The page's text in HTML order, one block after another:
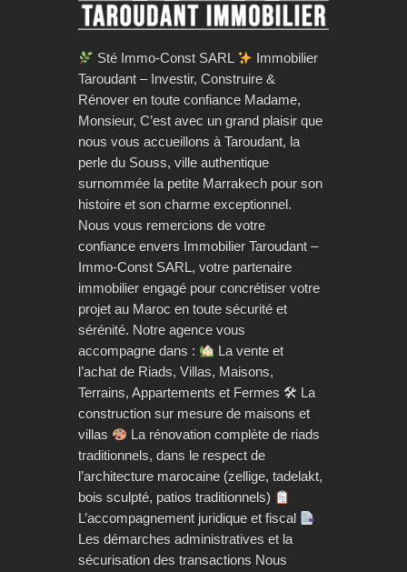
Sté Immo-Const SARL
Immobilier
Taroudant – Investir, Construire &
Rénover en toute confiance Madame,
Monsieur, C’est avec un grand plaisir que
nous vous accueillons à Taroudant, la
perle du Souss, ville authentique
surnommée la petite Marrakech pour son
histoire et son charme exceptionnel.
Nous vous remercions de votre
confiance envers Immobilier Taroudant –
Immo-Const SARL, votre partenaire
immobilier engagé pour concrétiser votre
projet au Maroc en toute sécurité et
sérénité. Notre agence vous
accompagne dans :
La vente et
l’achat de Riads, Villas, Maisons,
Terrains, Appartements et Fermes 🛠 La
construction sur mesure de maisons et
villas
La rénovation complète de riads
traditionnels, dans le respect de
l’architecture marocaine (zellige, tadelakt,
bois sculpté, patios traditionnels)
L’accompagnement juridique et fiscal
Les démarches administratives et la
sécurisation des transactions Nous